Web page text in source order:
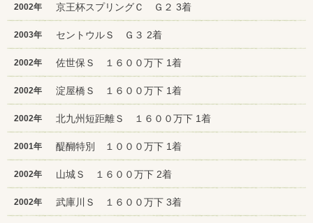
2002年 京王杯スプリングＣ Ｇ２ 3着
2003年 セントウルＳ Ｇ３ 2着
2002年 佐世保Ｓ １６００万下 1着
2002年 淀屋橋Ｓ １６００万下 1着
2002年 北九州短距離Ｓ １６００万下 1着
2001年 醍醐特別 １０００万下 1着
2002年 山城Ｓ １６００万下 2着
2002年 武庫川Ｓ １６００万下 3着